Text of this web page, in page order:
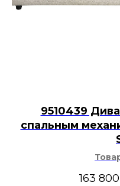
9510439
спальным
163 800